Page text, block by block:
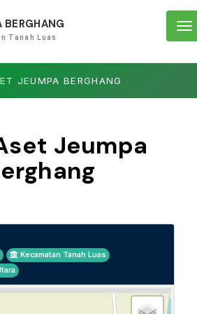
BERGHANG
Tanah Luas
JEUMPA BERGHANG
Jeumpa
Kecamatan Tanah Luas